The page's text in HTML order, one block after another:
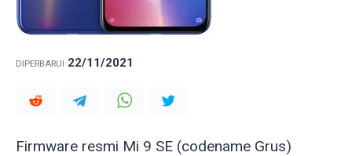
DIPERBARUI 22/11/2021
Firmware resmi Mi 9 SE (codename Grus)